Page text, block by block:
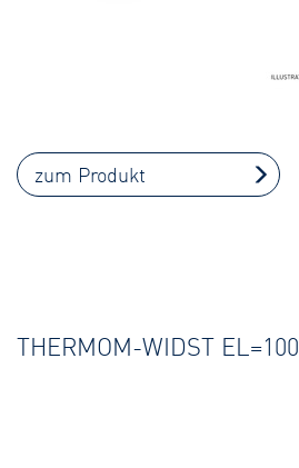
zum Produkt
THERMOM-WIDST EL=100